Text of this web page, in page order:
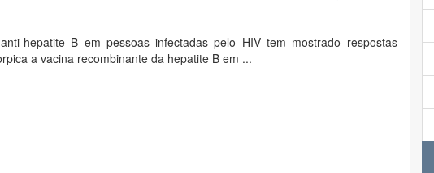
hepatite B em pessoas infectadas pelo HIV tem mostrado respostas
a vacina recombinante da hepatite B em ...